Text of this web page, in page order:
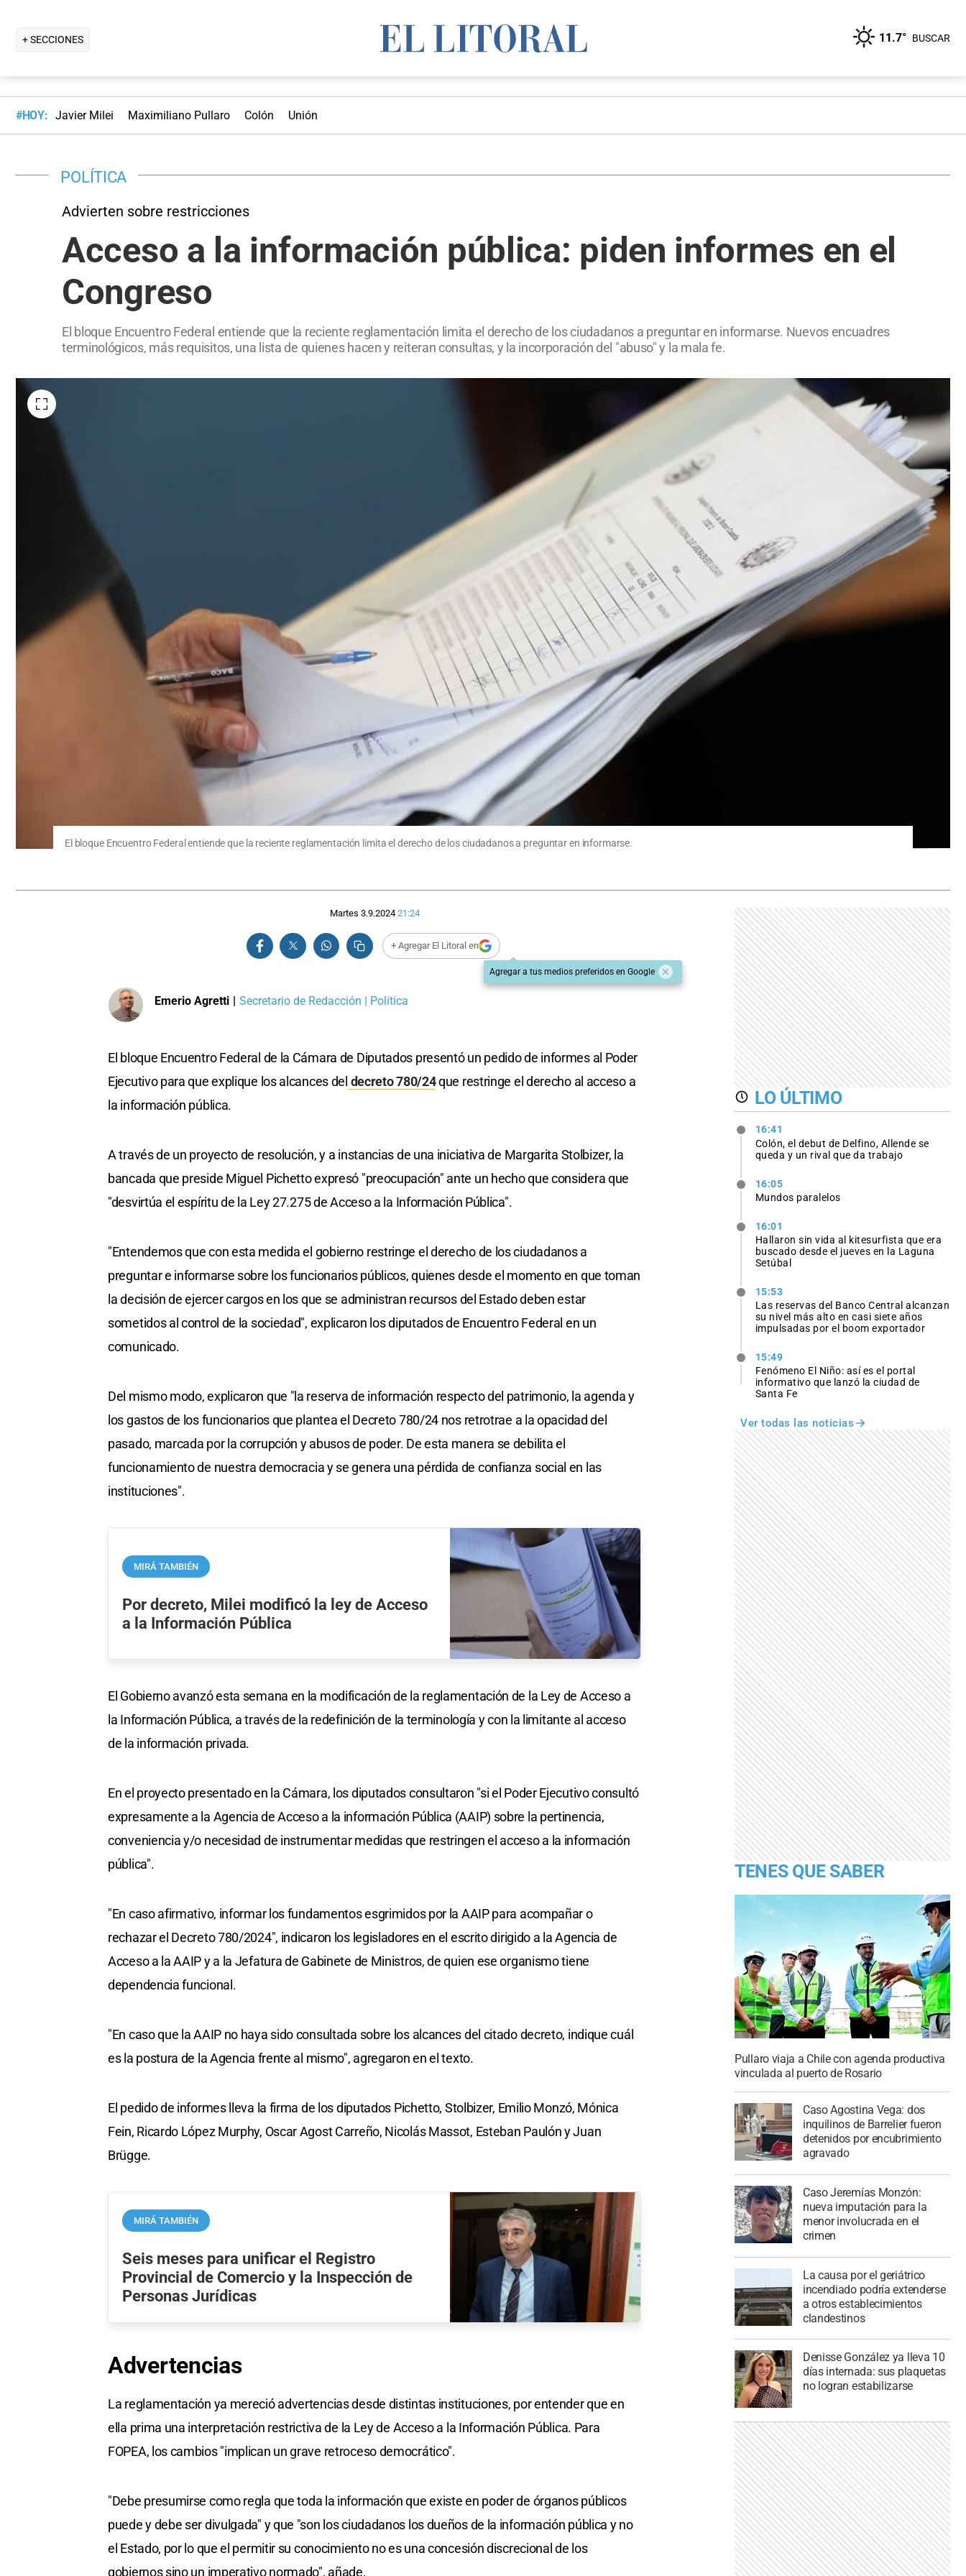
+ SECCIONES 11.7° BUSCAR
#HOY: Javier Milei Maximiliano Pullaro Colón Unión
POLÍTICA
Advierten sobre restricciones
Acceso a la información pública: piden informes en el
Congreso
El bloque Encuentro Federal entiende que la reciente reglamentación limita el derecho de los ciudadanos a preguntar en informarse. Nuevos encuadres
terminológicos, más requisitos, una lista de quienes hacen y reiteran consultas, y la incorporación del "abuso" y la mala fe.
El bloque Encuentro Federal entiende que la reciente reglamentación limita el derecho de los ciudadanos a preguntar en informarse.
Martes 3.9.2024 21:24
+ Agregar El Litoral en
Agregar a tus medios preferidos en Google
Emerio Agretti | Secretario de Redacción | Política
El bloque Encuentro Federal de la Cámara de Diputados presentó un pedido de informes al Poder
Ejecutivo para que explique los alcances del decreto 780/24que restringe el derecho al acceso a
la información pública.
A través de un proyecto de resolución, y a instancias de una iniciativa de Margarita Stolbizer, la
bancada que preside Miguel Pichetto expresó "preocupación" ante un hecho que considera que
"desvirtúa el espíritu de la Ley 27.275 de Acceso a la Información Pública".
"Entendemos que con esta medida el gobierno restringe el derecho de los ciudadanos a
preguntar e informarse sobre los funcionarios públicos, quienes desde el momento en que toman
la decisión de ejercer cargos en los que se administran recursos del Estado deben estar
sometidos al control de la sociedad", explicaron los diputados de Encuentro Federal en un
comunicado.
Del mismo modo, explicaron que "la reserva de información respecto del patrimonio, la agenda y
los gastos de los funcionarios que plantea el Decreto 780/24 nos retrotrae a la opacidad del
pasado, marcada por la corrupción y abusos de poder. De esta manera se debilita el
funcionamiento de nuestra democracia y se genera una pérdida de confianza social en las
instituciones".
MIRÁ TAMBIÉN
Por decreto, Milei modificó la ley de Acceso
a la Información Pública
El Gobierno avanzó esta semana en la modificación de la reglamentación de la Ley de Acceso a
la Información Pública, a través de la redefinición de la terminología y con la limitante al acceso
de la información privada.
En el proyecto presentado en la Cámara, los diputados consultaron "si el Poder Ejecutivo consultó
expresamente a la Agencia de Acceso a la información Pública (AAIP) sobre la pertinencia,
conveniencia y/o necesidad de instrumentar medidas que restringen el acceso a la información
pública".
"En caso afirmativo, informar los fundamentos esgrimidos por la AAIP para acompañar o
rechazar el Decreto 780/2024", indicaron los legisladores en el escrito dirigido a la Agencia de
Acceso a la AAIP y a la Jefatura de Gabinete de Ministros, de quien ese organismo tiene
dependencia funcional.
"En caso que la AAIP no haya sido consultada sobre los alcances del citado decreto, indique cuál
es la postura de la Agencia frente al mismo", agregaron en el texto.
El pedido de informes lleva la firma de los diputados Pichetto, Stolbizer, Emilio Monzó, Mónica
Fein, Ricardo López Murphy, Oscar Agost Carreño, Nicolás Massot, Esteban Paulón y Juan
Brügge.
MIRÁ TAMBIÉN
Seis meses para unificar el Registro
Provincial de Comercio y la Inspección de
Personas Jurídicas
Advertencias
La reglamentación ya mereció advertencias desde distintas instituciones, por entender que en
ella prima una interpretación restrictiva de la Ley de Acceso a la Información Pública. Para
FOPEA, los cambios "implican un grave retroceso democrático".
"Debe presumirse como regla que toda la información que existe en poder de órganos públicos
puede y debe ser divulgada" y que "son los ciudadanos los dueños de la información pública y no
el Estado, por lo que el permitir su conocimiento no es una concesión discrecional de los
gobiernos sino un imperativo normado", añade.
LO ÚLTIMO
16:41
Colón, el debut de Delfino, Allende se
queda y un rival que da trabajo
16:05
Mundos paralelos
16:01
Hallaron sin vida al kitesurfista que era
buscado desde el jueves en la Laguna
Setúbal
15:53
Las reservas del Banco Central alcanzan
su nivel más alto en casi siete años
impulsadas por el boom exportador
15:49
Fenómeno El Niño: así es el portal
informativo que lanzó la ciudad de
Santa Fe
Ver todas las noticias
TENES QUE SABER
Pullaro viaja a Chile con agenda productiva
vinculada al puerto de Rosario
Caso Agostina Vega: dos
inquilinos de Barrelier fueron
detenidos por encubrimiento
agravado
Caso Jeremías Monzón:
nueva imputación para la
menor involucrada en el
crimen
La causa por el geriátrico
incendiado podría extenderse
a otros establecimientos
clandestinos
Denisse González ya lleva 10
días internada: sus plaquetas
no logran estabilizarse